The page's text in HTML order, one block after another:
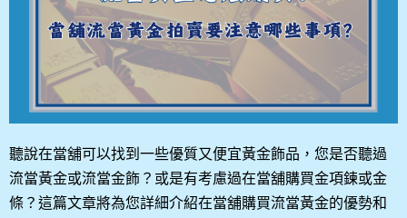
聽說在當舖可以找到一些優質又便宜黃金飾品，您是否聽過
流當黃金或流當金飾？或是有考慮過在當舖購買金項鍊或金
條？這篇文章將為您詳細介紹在當舖購買流當黃金的優勢和